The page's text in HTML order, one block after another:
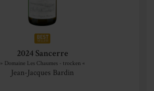
2024 Sancerre
» Domaine Les Chaumes - trocken «
Jean-Jacques Bardin